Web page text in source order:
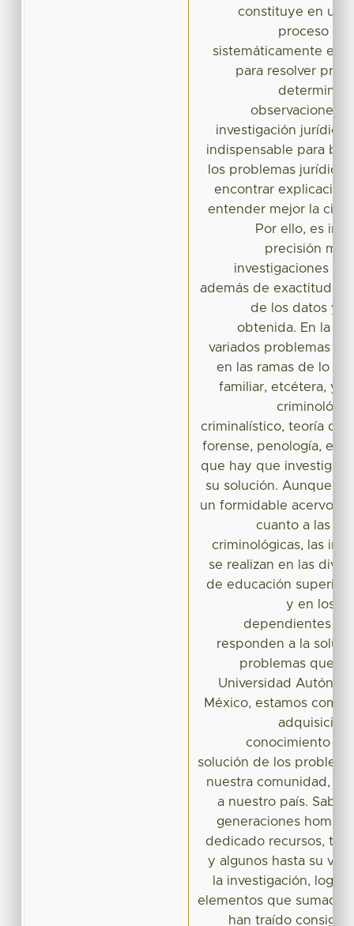
constituye en un
proceso en
sistemáticamente el
para resolver
observaciones.
investigación jurídica
indispensable para
los problemas
encontrar
entender mejor la
Por ello, es
precisión
investigaciones en
además de exactitud
de los datos y
obtenida. En la
variados problemas
en las ramas de lo
familiar, etcétera, y
criminalístico, teoría del
forense, penología,
que hay que investigar
su solución. Aunque
un formidable acervo
cuanto a las
criminológicas, las
se realizan en las
de educación superior
y en los
dependientes
responden a la
problemas que
Universidad
México, estamos
adquisición
conocimiento
solución de los
nuestra comunidad, a
a nuestro país.
generaciones
dedicado recursos,
y algunos hasta su
la investigación,
elementos que
han traído consigo